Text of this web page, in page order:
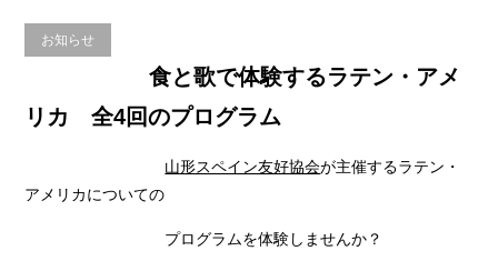
お知らせ
食と歌で体験するラテン・アメ
リカ 全4回のプログラム
山形スペイン友好協会が主催するラテン・
アメリカについての
プログラムを体験しませんか？